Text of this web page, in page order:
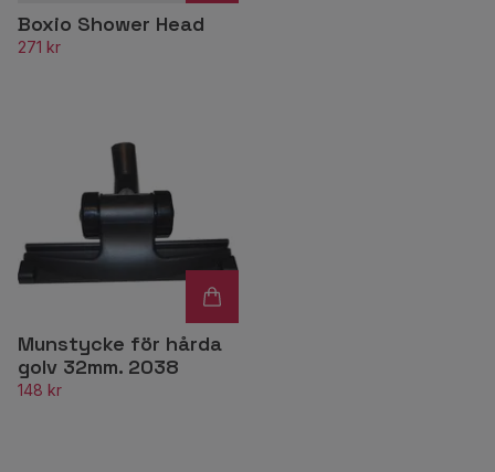
Boxio Shower Head
271 kr
Munstycke för hårda
golv 32mm. 2038
148 kr